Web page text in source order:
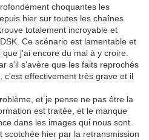
choquantes les
hier sur toutes les chaînes
totalement incroyable et
Ce scénario est lamentable et
j'ai encore du mal à y croire.
s'il s'avère que les faits reprochés
c'est effectivement très grave et il
et je pense ne pas être la
est traitée, et le manque
dans les images qui nous sont
scotchée hier par la retransmission